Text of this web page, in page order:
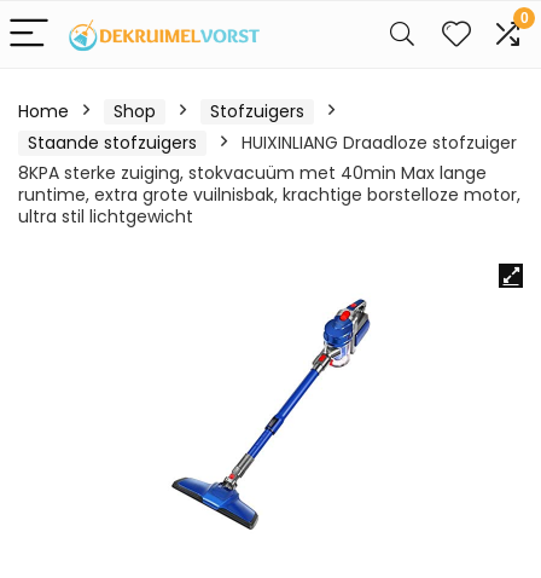
0
Home Shop
Stofzuigers
Staande stofzuigers
HUIXINLIANG Draadloze stofzuiger
8KPA sterke zuiging, stokvacuüm met 40min Max lange
runtime, extra grote vuilnisbak, krachtige borstelloze motor,
ultra stil lichtgewicht